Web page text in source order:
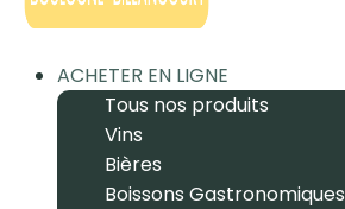
ACHETER EN LIGNE
Tous nos produits
Vins
Bières
Boissons Gastronomiques